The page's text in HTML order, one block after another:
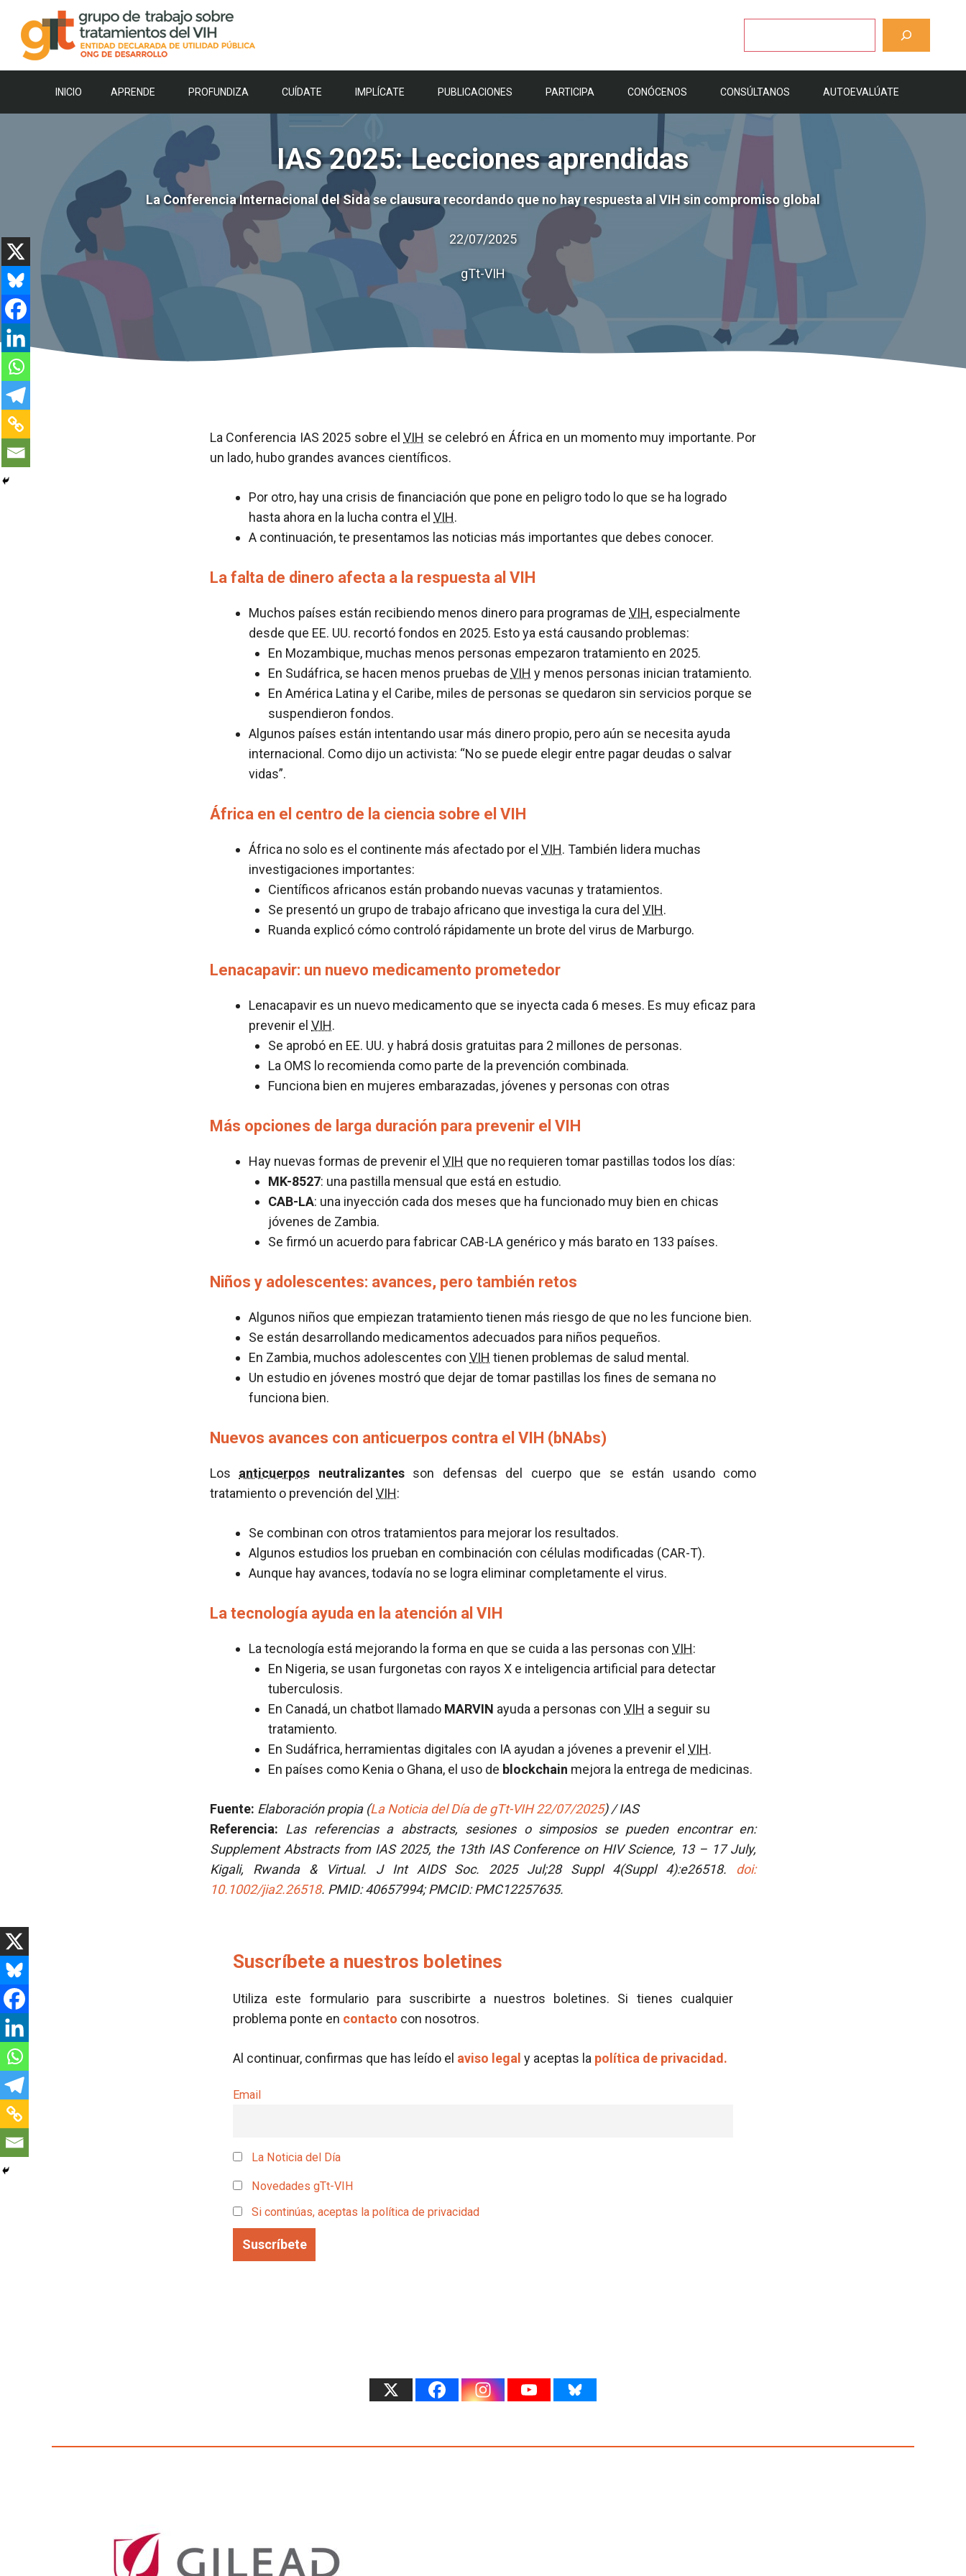
contenido
INICIO APRENDE PROFUNDIZA CUÍDATE IMPLÍCATE PUBLICACIONES PARTICIPA CONÓCENOS CONSÚLTANOS AUTOEVALÚATE
IAS 2025: Lecciones aprendidas
La Conferencia Internacional del Sida se clausura recordando que no hay respuesta al VIH sin compromiso global
22/07/2025
gTt-VIH
La Conferencia IAS 2025 sobre elVIH se celebró en África en un momento muy importante. Por
un lado, hubo grandes avances científicos.
Por otro, hay una crisis de financiación que pone en peligro todo lo que se ha logrado
hasta ahora en la lucha contra el VIH.
A continuación, te presentamos las noticias más importantes que debes conocer.
La falta de dinero afecta a la respuesta al VIH
Muchos países están recibiendo menos dinero para programas de VIH, especialmente
desde que EE. UU. recortó fondos en 2025. Esto ya está causando problemas:
En Mozambique, muchas menos personas empezaron tratamiento en 2025.
En Sudáfrica, se hacen menos pruebas de VIH y menos personas inician tratamiento.
En América Latina y el Caribe, miles de personas se quedaron sin servicios porque se
suspendieron fondos.
Algunos países están intentando usar más dinero propio, pero aún se necesita ayuda
internacional. Como dijo un activista: “No se puede elegir entre pagar deudas o salvar
vidas”.
África en el centro de la ciencia sobre el VIH
África no solo es el continente más afectado por el VIH. También lidera muchas
investigaciones importantes:
Científicos africanos están probando nuevas vacunas y tratamientos.
Se presentó un grupo de trabajo africano que investiga la cura del VIH.
Ruanda explicó cómo controló rápidamente un brote del virus de Marburgo.
Lenacapavir: un nuevo medicamento prometedor
Lenacapavir es un nuevo medicamento que se inyecta cada 6 meses. Es muy eficaz para
prevenir el VIH.
Se aprobó en EE. UU. y habrá dosis gratuitas para 2 millones de personas.
La OMS lo recomienda como parte de la prevención combinada.
Funciona bien en mujeres embarazadas, jóvenes y personas con otras
Más opciones de larga duración para prevenir el VIH
Hay nuevas formas de prevenir el VIH que no requieren tomar pastillas todos los días:
MK-8527: una pastilla mensual que está en estudio.
CAB-LA: una inyección cada dos meses que ha funcionado muy bien en chicas
jóvenes de Zambia.
Se firmó un acuerdo para fabricar CAB-LA genérico y más barato en 133 países.
Niños y adolescentes: avances, pero también retos
Algunos niños que empiezan tratamiento tienen más riesgo de que no les funcione bien.
Se están desarrollando medicamentos adecuados para niños pequeños.
En Zambia, muchos adolescentes con VIH tienen problemas de salud mental.
Un estudio en jóvenes mostró que dejar de tomar pastillas los fines de semana no
funciona bien.
Nuevos avances con anticuerpos contra el VIH (bNAbs)
Los anticuerpos neutralizantesson defensas del cuerpo que se están usando como
tratamiento o prevención del VIH:
Se combinan con otros tratamientos para mejorar los resultados.
Algunos estudios los prueban en combinación con células modificadas (CAR-T).
Aunque hay avances, todavía no se logra eliminar completamente el virus.
La tecnología ayuda en la atención al VIH
La tecnología está mejorando la forma en que se cuida a las personas con VIH:
En Nigeria, se usan furgonetas con rayos X e inteligencia artificial para detectar
tuberculosis.
En Canadá, un chatbot llamado MARVIN ayuda a personas con VIH a seguir su
tratamiento.
En Sudáfrica, herramientas digitales con IA ayudan a jóvenes a prevenir el VIH.
En países como Kenia o Ghana, el uso de blockchain mejora la entrega de medicinas.
Fuente: Elaboración propia (La Noticia del Día de gTt-VIH 22/07/2025) / IAS
Referencia: Las referencias a abstracts, sesiones o simposios se pueden encontrar en:
Supplement Abstracts from IAS 2025, the 13th IAS Conference on HIV Science, 13 – 17 July,
Kigali, Rwanda & Virtual. J Int AIDS Soc. 2025 Jul;28 Suppl 4(Suppl 4):e26518. doi:
10.1002/jia2.26518. PMID: 40657994; PMCID: PMC12257635.
Suscríbete a nuestros boletines
Utiliza este formulario para suscribirte a nuestros boletines. Si tienes cualquier
problema ponte en contacto con nosotros.
Al continuar, confirmas que has leído el aviso legal y aceptas la política de privacidad.
Email
La Noticia del Día
Novedades gTt-VIH
Si continúas, aceptas la política de privacidad